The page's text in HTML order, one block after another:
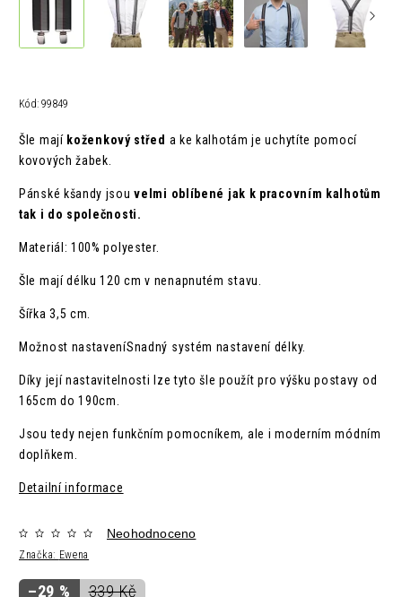
Kód: 99849
Šle mají koženkový střed a ke kalhotám je uchytíte pomocí
kovových žabek.
Pánské kšandy jsouvelmi oblíbené jak k pracovním kalhotům
tak i do společnosti.
Materiál: 100% polyester.
Šle mají délku 120 cm v nenapnutém stavu.
Šířka 3,5 cm.
Možnost nastaveníSnadný systém nastavení délky.
Díky její nastavitelnosti lze tyto šle použít pro výšku postavy od
165cm do 190cm.
Jsou tedy nejen funkčním pomocníkem, ale i moderním módním
doplňkem.
Detailní informace
Značka: Ewena
Neohodnoceno
339 Kč
–29 %